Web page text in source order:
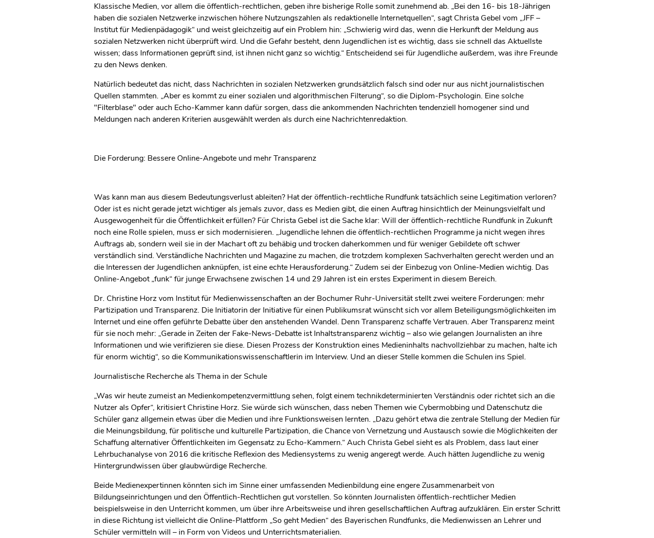
Klassische Medien, vor allem die öffentlich-rechtlichen, geben ihre bisherige Rolle somit zunehmend ab. „Bei den 16- bis 18-Jährigen
haben die sozialen Netzwerke inzwischen höhere Nutzungszahlen als redaktionelle Internetquellen“, sagt Christa Gebel vom „JFF –
Institut für Medienpädagogik“ und weist gleichzeitig auf ein Problem hin: „Schwierig wird das, wenn die Herkunft der Meldung aus
sozialen Netzwerken nicht überprüft wird. Und die Gefahr besteht, denn Jugendlichen ist es wichtig, dass sie schnell das Aktuellste
wissen; dass Informationen geprüft sind, ist ihnen nicht ganz so wichtig.“ Entscheidend sei für Jugendliche außerdem, was ihre Freunde
zu den News denken.
Natürlich bedeutet das nicht, dass Nachrichten in sozialen Netzwerken grundsätzlich falsch sind oder nur aus nicht journalistischen
Quellen stammten. „Aber es kommt zu einer sozialen und algorithmischen Filterung“, so die Diplom-Psychologin. Eine solche
"Filterblase" oder auch Echo-Kammer kann dafür sorgen, dass die ankommenden Nachrichten tendenziell homogener sind und
Meldungen nach anderen Kriterien ausgewählt werden als durch eine Nachrichtenredaktion.
Die Forderung: Bessere Online-Angebote und mehr Transparenz
Was kann man aus diesem Bedeutungsverlust ableiten? Hat der öffentlich-rechtliche Rundfunk tatsächlich seine Legitimation verloren?
Oder ist es nicht gerade jetzt wichtiger als jemals zuvor, dass es Medien gibt, die einen Auftrag hinsichtlich der Meinungsvielfalt und
Ausgewogenheit für die Öffentlichkeit erfüllen? Für Christa Gebel ist die Sache klar: Will der öffentlich-rechtliche Rundfunk in Zukunft
noch eine Rolle spielen, muss er sich modernisieren. „Jugendliche lehnen die öffentlich-rechtlichen Programme ja nicht wegen ihres
Auftrags ab, sondern weil sie in der Machart oft zu behäbig und trocken daherkommen und für weniger Gebildete oft schwer
verständlich sind. Verständliche Nachrichten und Magazine zu machen, die trotzdem komplexen Sachverhalten gerecht werden und an
die Interessen der Jugendlichen anknüpfen, ist eine echte Herausforderung.“ Zudem sei der Einbezug von Online-Medien wichtig. Das
Online-Angebot „funk“ für junge Erwachsene zwischen 14 und 29 Jahren ist ein erstes Experiment in diesem Bereich.
Dr. Christine Horz vom Institut für Medienwissenschaften an der Bochumer Ruhr-Universität stellt zwei weitere Forderungen: mehr
Partizipation und Transparenz. Die Initiatorin der Initiative für einen Publikumsrat wünscht sich vor allem Beteiligungsmöglichkeiten im
Internet und eine offen geführte Debatte über den anstehenden Wandel. Denn Transparenz schaffe Vertrauen. Aber Transparenz meint
für sie noch mehr: „Gerade in Zeiten der Fake-News-Debatte ist Inhaltstransparenz wichtig – also wie gelangen Journalisten an ihre
Informationen und wie verifizieren sie diese. Diesen Prozess der Konstruktion eines Medieninhalts nachvollziehbar zu machen, halte ich
für enorm wichtig“, so die Kommunikationswissenschaftlerin im Interview. Und an dieser Stelle kommen die Schulen ins Spiel.
Journalistische Recherche als Thema in der Schule
„Was wir heute zumeist an Medienkompetenzvermittlung sehen, folgt einem technikdeterminierten Verständnis oder richtet sich an die
Nutzer als Opfer“, kritisiert Christine Horz. Sie würde sich wünschen, dass neben Themen wie Cybermobbing und Datenschutz die
Schüler ganz allgemein etwas über die Medien und ihre Funktionsweisen lernten. „Dazu gehört etwa die zentrale Stellung der Medien für
die Meinungsbildung, für politische und kulturelle Partizipation, die Chance von Vernetzung und Austausch sowie die Möglichkeiten der
Schaffung alternativer Öffentlichkeiten im Gegensatz zu Echo-Kammern.“ Auch Christa Gebel sieht es als Problem, dass laut einer
Lehrbuchanalyse von 2016 die kritische Reflexion des Mediensystems zu wenig angeregt werde. Auch hätten Jugendliche zu wenig
Hintergrundwissen über glaubwürdige Recherche.
Beide Medienexpertinnen könnten sich im Sinne einer umfassenden Medienbildung eine engere Zusammenarbeit von
Bildungseinrichtungen und den Öffentlich-Rechtlichen gut vorstellen. So könnten Journalisten öffentlich-rechtlicher Medien
beispielsweise in den Unterricht kommen, um über ihre Arbeitsweise und ihren gesellschaftlichen Auftrag aufzuklären. Ein erster Schritt
in diese Richtung ist vielleicht die Online-Plattform „So geht Medien“ des Bayerischen Rundfunks, die Medienwissen an Lehrer und
Schüler vermitteln will – in Form von Videos und Unterrichtsmaterialien.